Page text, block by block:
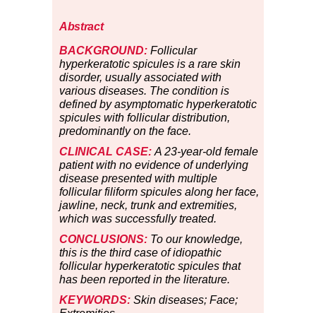
Abstract
BACKGROUND: Follicular
hyperkeratotic spicules is a rare skin
disorder, usually associated with
various diseases. The condition is
defined by asymptomatic hyperkeratotic
spicules with follicular distribution,
predominantly on the face.
CLINICAL CASE: A 23-year-old female
patient with no evidence of underlying
disease presented with multiple
follicular filiform spicules along her face,
jawline, neck, trunk and extremities,
which was successfully treated.
CONCLUSIONS: To our knowledge,
this is the third case of idiopathic
follicular hyperkeratotic spicules that
has been reported in the literature.
KEYWORDS: Skin diseases; Face;